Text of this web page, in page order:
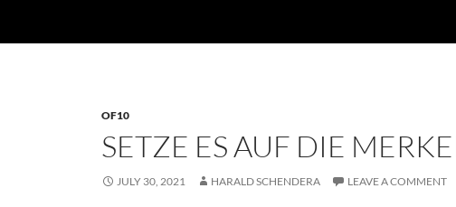
OF10
SETZE ES AUF DIE
JULY 30, 2021 HARALD SCHENDERA LEAVE A COMMENT